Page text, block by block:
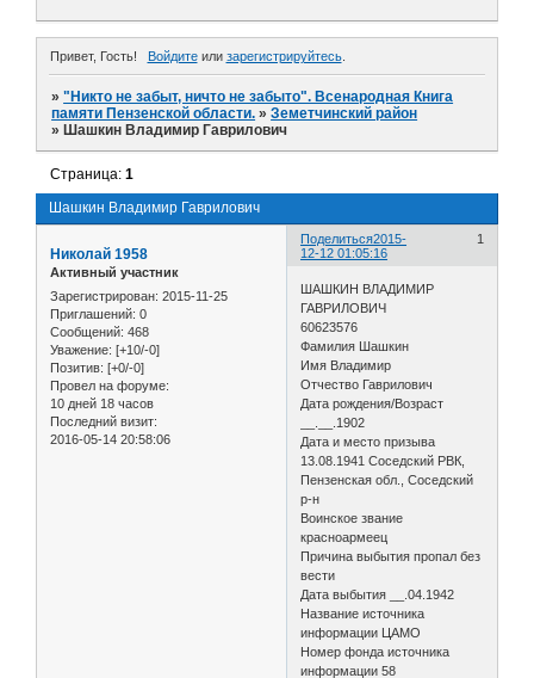
Привет, Гость! Войдитеили зарегистрируйтесь.
»"Никто не забыт, ничто не забыто". Всенародная Книга
памяти Пензенской области. »Земетчинский район
» Шашкин Владимир Гаврилович
Шашкин Владимир Гаврилович
Страница:1
Поделиться 1
2015-
12-12 01:05:16
Николай 1958
Активный участник
Зарегистрирован: 2015-11-25
Приглашений: 0
Сообщений: 468
Уважение: [+10/-0]
Позитив: [+0/-0]
Провел на форуме:
10 дней 18 часов
Последний визит:
2016-05-14 20:58:06
ШАШКИН ВЛАДИМИР
ГАВРИЛОВИЧ
60623576
Фамилия Шашкин
Имя Владимир
Отчество Гаврилович
Дата рождения/Возраст
__.__.1902
Дата и место призыва
13.08.1941 Соседский РВК,
Пензенская обл., Соседский
р-н
Воинское звание
красноармеец
Причина выбытия пропал без
вести
Дата выбытия __.04.1942
Название источника
информации ЦАМО
Номер фонда источника
информации 58